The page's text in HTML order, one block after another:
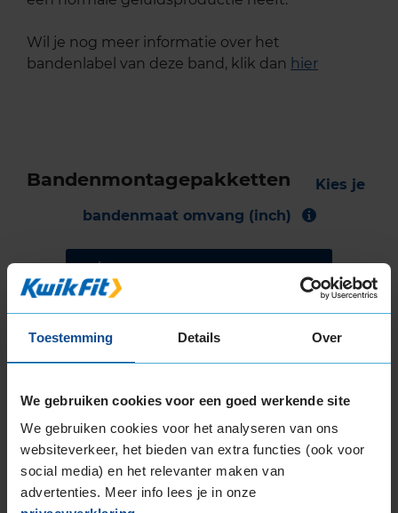
Toestemming Details Over
We gebruiken cookies voor een goed werkende site
We gebruiken cookies voor het analyseren van ons
websiteverkeer, het bieden van extra functies (ook voor
social media) en het relevanter maken van
advertenties. Meer info lees je in onze
Wil je nog meer informatie over het
bandenlabel van deze band, klik dan hier
Bandenmontagepakketten
Kies je
bandenmaat omvang (inch)
Montage Veilig & Zeker
€ 40,-
Montage
Balanceren
Ventiel of TPMS service
Stikstof